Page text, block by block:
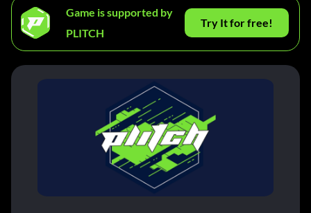
Game is supported by
PLITCH
Try It for free!